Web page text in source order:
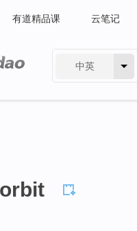
有道精品课 云笔记
中英